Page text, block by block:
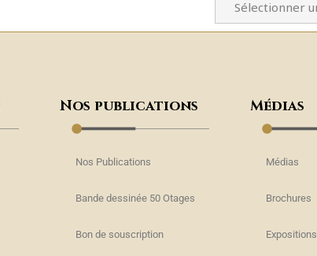
Nos publications
Nos Publications
Bande dessinée 50 Otages
Bon de souscription
Médias
Médias
Brochures
Expositions